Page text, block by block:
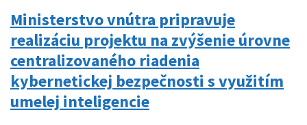
Ministerstvo vnútra pripravuje
realizáciu projektu na zvýšenie úrovne
centralizovaného riadenia
kybernetickej bezpečnosti s využitím
umelej inteligencie